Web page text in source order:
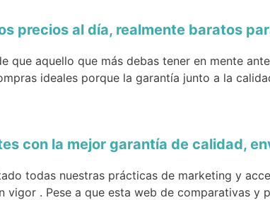
precios al día, realmente baratos
que aquello que más debas tener en mente
ideales porque la garantía junto a la
con la mejor garantía de calidad,
todas nuestras prácticas de marketing y
vigor . Pese a que esta web de comparativas